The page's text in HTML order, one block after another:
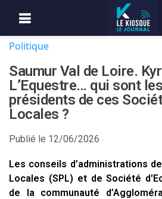
Politique
Saumur Val de Loire.
L’Equestre… qui sont
présidents de ces
Locales ?
Publié le 12/06/2026
Les conseils d’administrations
Locales (SPL) et de Société
de la communauté